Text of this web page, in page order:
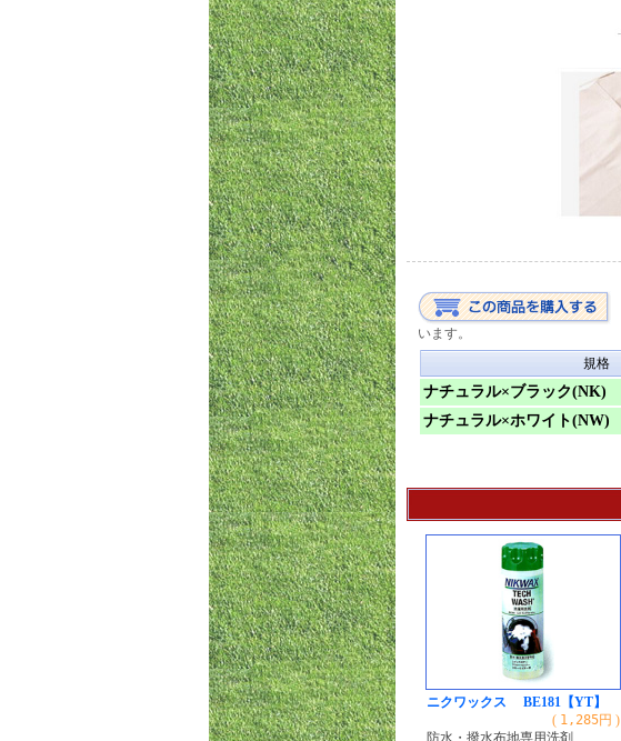
います。
規格
ナチュラル×ブラック(NK)
ナチュラル×ホワイト(NW)
ニクワックス BE181【YT】
( 1,285円 )
防水・撥水布地専用洗剤